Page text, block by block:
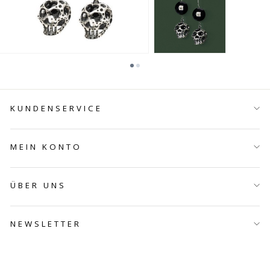
KUNDENSERVICE
MEIN KONTO
ÜBER UNS
NEWSLETTER